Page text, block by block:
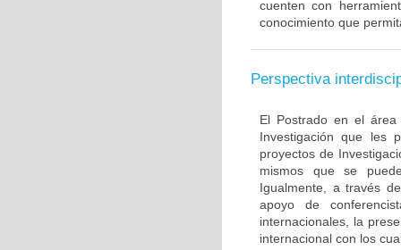
cuenten con
conocimiento que
Perspectiva
El Postrado en el
Investigación que les
proyectos de
mismos que se
Igualmente, a través
apoyo de
internacionales, la
internacional con los